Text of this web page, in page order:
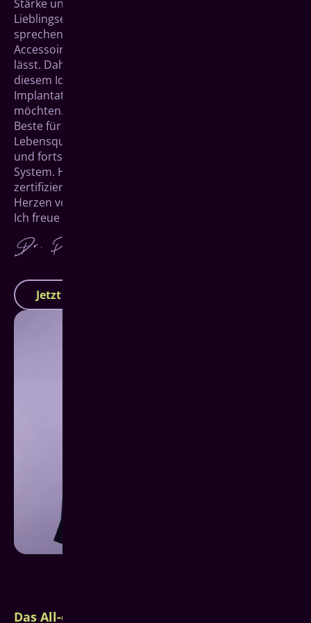
Stärke und Robustheit lassen sie uns unser
Lieblingsessen genießen, uns klar und deutlich
sprechen und sind in ihrer natürlichen Schönheit ein
Accessoire, das jedes Lächeln unwiderstehlich werden
lässt. Daher ist es umso verständlicher, dass wir
diesem Ideal bei vollständigem Zahnverlust mit
Implantaten höchster Qualität gerecht werden
möchten. Sie sind betroffen und möchten nur das
Beste für Ihren neuen Zahnersatz? Für Ihre
Lebensqualität setzen wir auf Premium-Materialien
und fortschrittlichste Methoden nach dem All-on-4
System. Herzlich willkommen in unserer Praxis mit
zertifiziertem Tätigkeitsschwerpunkt Implantologie im
Herzen von Siegen.
Ich freue mich darauf, Ihnen helfen zu können.
Jetzt Termin vereinbaren
Das All-on-4 System